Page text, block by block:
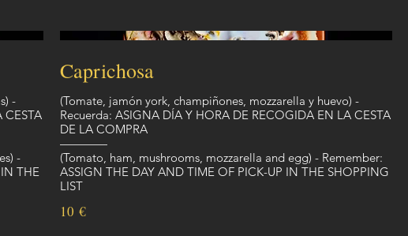
-
CESTA
-
THE
Caprichosa
(Tomate, jamón york, champiñones, mozzarella y huevo) -
Recuerda: ASIGNA DÍA Y HORA DE RECOGIDA EN LA CESTA
DE LA COMPRA
————
(Tomato, ham, mushrooms, mozzarella and egg) - Remember:
ASSIGN THE DAY AND TIME OF PICK-UP IN THE SHOPPING
LIST
10 €